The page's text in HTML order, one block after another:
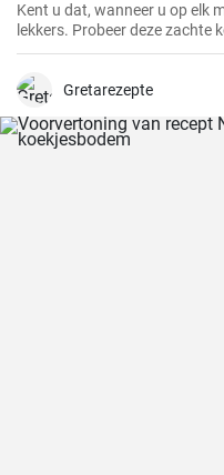
Kent u dat, wanneer u op elk
lekkers. Probeer deze zachte
Gretarezepte